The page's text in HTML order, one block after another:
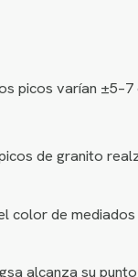
picos varían ±5–7
de granito
color de mediados
alcanza su